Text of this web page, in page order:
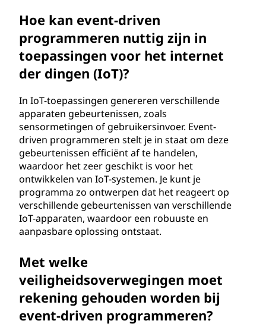
Hoe kan event-driven
programmeren nuttig zijn in
toepassingen voor het internet
der dingen (IoT)?
In IoT-toepassingen genereren verschillende
apparaten gebeurtenissen, zoals
sensormetingen of gebruikersinvoer. Event-
driven programmeren stelt je in staat om deze
gebeurtenissen efficiënt af te handelen,
waardoor het zeer geschikt is voor het
ontwikkelen van IoT-systemen. Je kunt je
programma zo ontwerpen dat het reageert op
verschillende gebeurtenissen van verschillende
IoT-apparaten, waardoor een robuuste en
aanpasbare oplossing ontstaat.
Met welke
veiligheidsoverwegingen moet
rekening gehouden worden bij
event-driven programmeren?